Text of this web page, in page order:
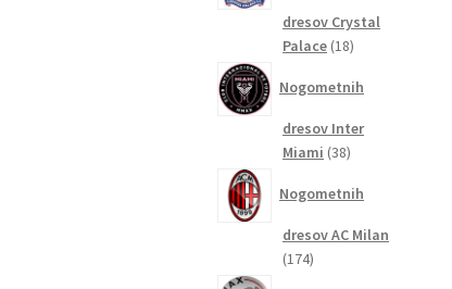
dresov Crystal
Palace 1818
Nogometnih
dresov Inter
Miami 3838
Nogometnih
dresov AC Milan
174174